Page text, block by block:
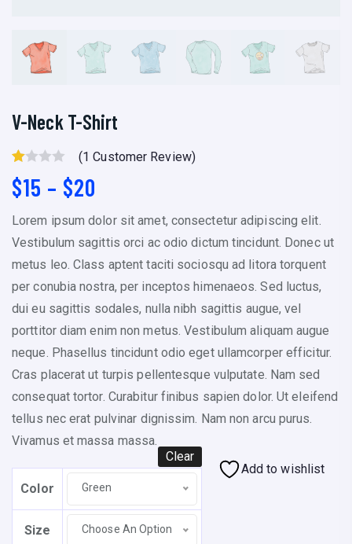
V-Neck T-Shirt
R
At
Ed
O
Ut
O
F
5
B
N
1
U
S
(1 Customer Review)
$15 – $20
i
c
e
r
a
n
g
e
:
$
1
5
t
h
r
Lorem ipsum dolor sit amet, consectetur adipiscing elit.
Vestibulum sagittis orci ac odio dictum tincidunt. Donec ut
metus leo. Class aptent taciti sociosqu ad litora torquent
per conubia nostra, per inceptos himenaeos. Sed luctus,
dui eu sagittis sodales, nulla nibh sagittis augue, vel
porttitor diam enim non metus. Vestibulum aliquam augue
neque. Phasellus tincidunt odio eget ullamcorper efficitur.
Cras placerat ut turpis pellentesque vulputate. Nam sed
consequat tortor. Curabitur finibus sapien dolor. Ut eleifend
tellus nec erat pulvinar dignissim. Nam non arcu purus.
Vivamus et massa massa.
Color Green
Size Choose An Option
Clear
Add to wishlist